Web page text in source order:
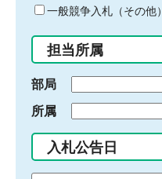
ド
入
力
一般競争入札（その他）
担当所属
部局
所属
入札公告日